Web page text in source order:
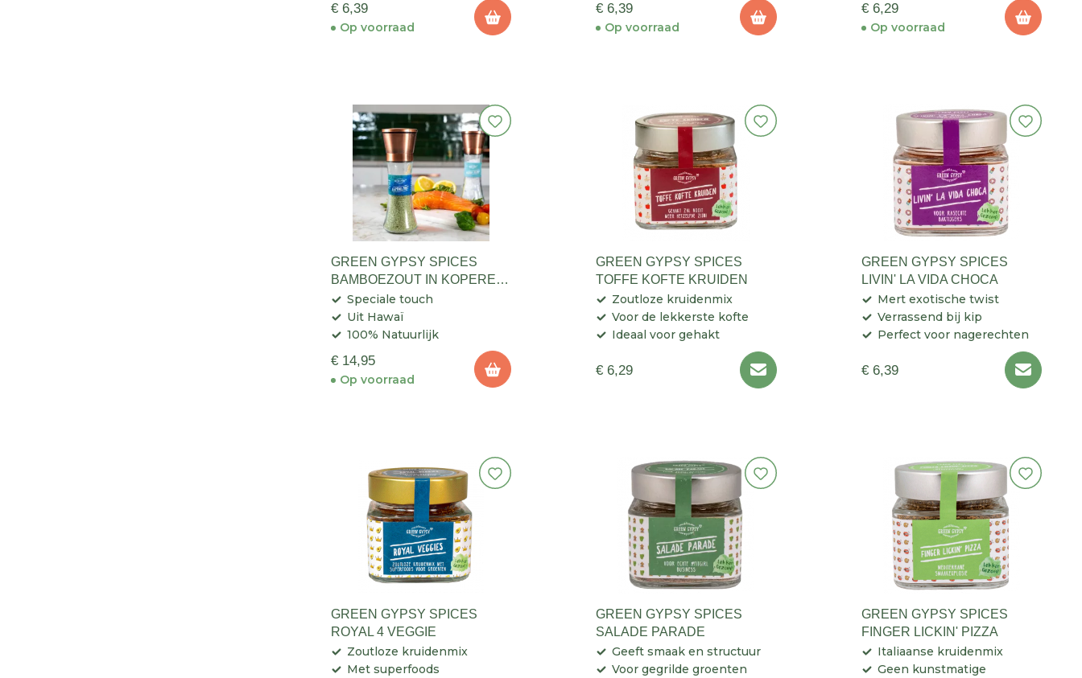
€ 6,39
Op voorraad
€ 6,39
Op voorraad
€ 6,29
Op voorraad
GREEN GYPSY SPICES
BAMBOEZOUT IN KOPEREN
MOLEN
Speciale touch
Uit Hawaï
100% Natuurlijk
€ 14,95
Op voorraad
GREEN GYPSY SPICES
TOFFE KOFTE KRUIDEN
Zoutloze kruidenmix
Voor de lekkerste kofte
Ideaal voor gehakt
€ 6,29
GREEN GYPSY SPICES
LIVIN' LA VIDA CHOCA
Mert exotische twist
Verrassend bij kip
Perfect voor nagerechten
€ 6,39
GREEN GYPSY SPICES
ROYAL 4 VEGGIE
Zoutloze kruidenmix
Met superfoods
GREEN GYPSY SPICES
SALADE PARADE
Geeft smaak en structuur
Voor gegrilde groenten
GREEN GYPSY SPICES
FINGER LICKIN' PIZZA
Italiaanse kruidenmix
Geen kunstmatige